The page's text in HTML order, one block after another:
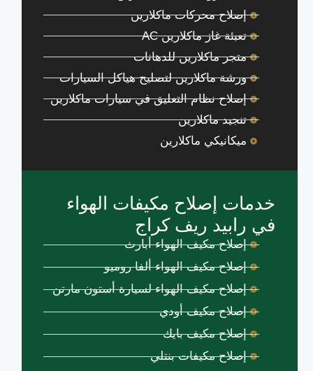
إصلاح محركات ماكلارين
تعبئة غاز ماكلارين AC
متجر ماكلارين للدهانات
ورشة ماكلارين لتصليح هياكل السيارات
إصلاح نظام التعليق في سيارات ماكلارين
تنجيد ماكلارين
ميكانيكي ماكلارين
خدمات إصلاح مكيفات الهواء
في رابيد ريف كراج
إصلاح مكيف الهواء أبارث
إصلاح مكيف الهواء ألفا روميو
إصلاح مكيف الهواء لسيارة أستون مارتن
إصلاح مكيف أودي
إصلاح مكيف بايك
إصلاح مكيفات بنتلي